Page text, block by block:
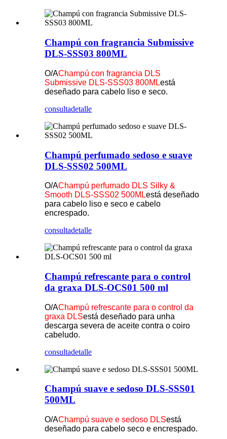
Champú con fragrancia Submissive
DLS-SSS03 800ML
O/AChampú con fragrancia DLS
Submissive DLS-SSS03 800MLestá
deseñado para cabelo liso e seco.
consultadetalle
Champú perfumado sedoso e suave
DLS-SSS02 500ML
O/AChampú perfumado DLS Silky &
Smooth DLS-SSS02 500MLestá deseñado
para cabelo liso e seco e cabelo
encrespado.
consultadetalle
Champú refrescante para o control
da graxa DLS-OCS01 500 ml
O/AChampú refrescante para o control da
graxa DLSestá deseñado para unha
descarga severa de aceite contra o coiro
cabeludo.
consultadetalle
Champú suave e sedoso DLS-SSS01
500ML
O/AChampú suave e sedoso DLSestá
deseñado para cabelo seco e encrespado.